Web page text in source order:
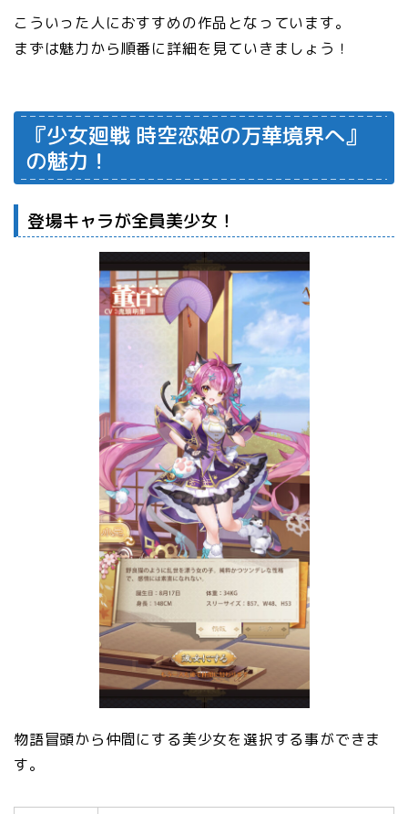
こういった人におすすめの作品となっています。
まずは魅力から順番に詳細を見ていきましょう！
『少女廻戦 時空恋姫の万華境界へ』
の魅力！
登場キャラが全員美少女！
物語冒頭から仲間にする美少女を選択する事ができま
す。